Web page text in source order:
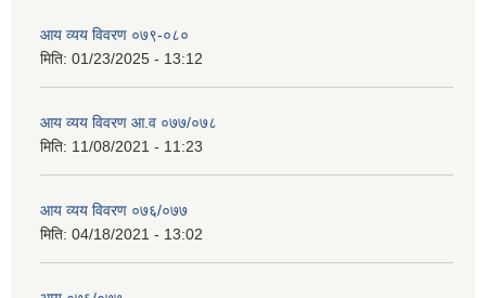
आय व्यय विवरण ०७९-०८०
मिति: 01/23/2025 - 13:12
आय व्यय विवरण आ.व ०७७/०७८
मिति: 11/08/2021 - 11:23
आय व्यय विवरण ०७६/०७७
मिति: 04/18/2021 - 13:02